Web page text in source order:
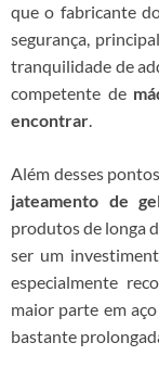
que o fabricante
segurança,
tranquilidade de
competente de
encontrar.
Além desses
jateamento de
produtos de longa
ser um
especialmente
maior parte em
bastante